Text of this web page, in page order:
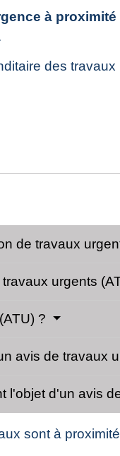
à proximité
des travaux
de travaux
urgents
?
avis de travaux
l'objet d'un avis
sont à